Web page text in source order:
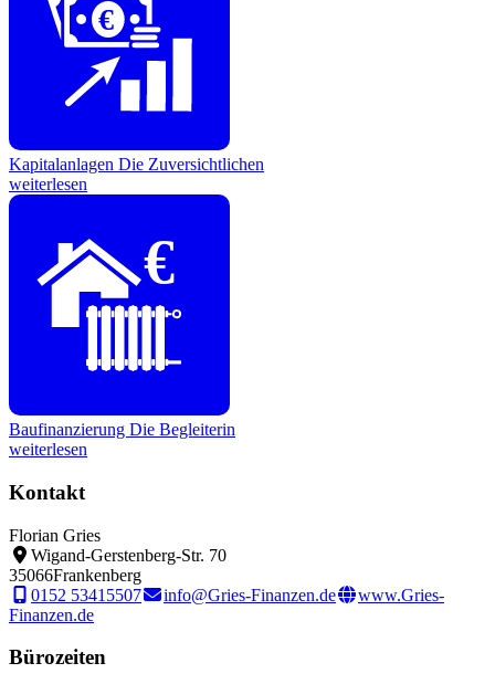
€
Kapitalanlagen Die Zuversichtlichen
weiterlesen
€
Baufinanzierung Die Begleiterin
weiterlesen
Kontakt
Florian Gries
Wigand-Gerstenberg-Str. 70
35066Frankenberg
0152 53415507
info@Gries-Finanzen.de
www.Gries-
Finanzen.de
Bürozeiten